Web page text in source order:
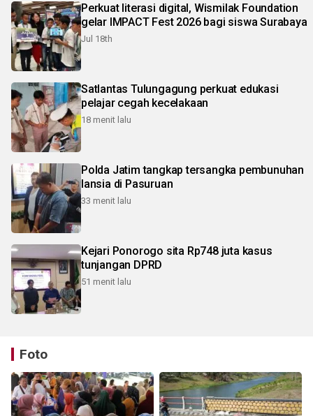
Perkuat literasi digital, Wismilak Foundation
gelar IMPACT Fest 2026 bagi siswa Surabaya
Jul 18th
Satlantas Tulungagung perkuat edukasi
pelajar cegah kecelakaan
18 menit lalu
Polda Jatim tangkap tersangka pembunuhan
lansia di Pasuruan
33 menit lalu
Kejari Ponorogo sita Rp748 juta kasus
tunjangan DPRD
51 menit lalu
Foto